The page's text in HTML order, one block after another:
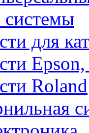
для
Roland